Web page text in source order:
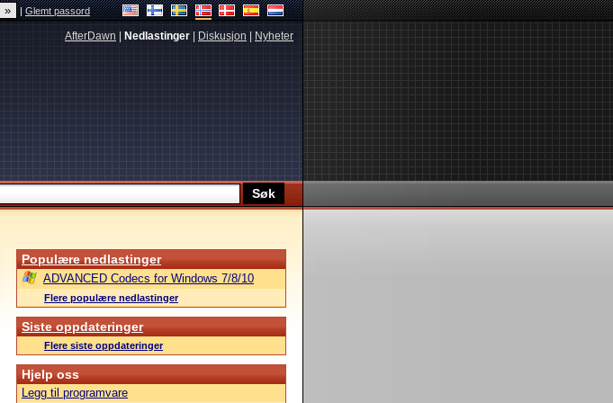
|Glemt passord
AfterDawn Nedlastinger Diskusjon Nyheter
Populære nedlastinger
ADVANCED Codecs for Windows 7/8/10
Flere populære nedlastinger
Siste oppdateringer
Flere siste oppdateringer
Hjelp oss
Legg til programvare